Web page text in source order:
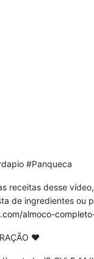
#Panqueca
receitas desse
de ingredientes ou
almoco-
♥